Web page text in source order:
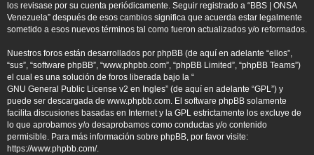
los revisase por su cuenta periódicamente. Seguir registrado a “BBS | ONSA
Venezuela” después de esos cambios significa que acuerda estar legalmente
sometido a esos nuevos términos tal como fueron actualizados y/o reformados.
Nuestros foros están desarrollados por phpBB (de aquí en adelante “ellos”,
“sus”, “software phpBB”, “www.phpbb.com”, “phpBB Limited”, “phpBB Teams”)
el cual es una solución de foros liberada bajo la “
GNU General Public License v2 en Ingles” (de aquí en adelante “GPL”) y
puede ser descargada de www.phpbb.com. El software phpBB solamente
facilita discusiones basadas en Internet y la GPL estrictamente los excluye de
lo que aprobamos y/o desaprobamos como conductas y/o contenido
permisible. Para más información sobre phpBB, por favor visite:
https://www.phpbb.com/.